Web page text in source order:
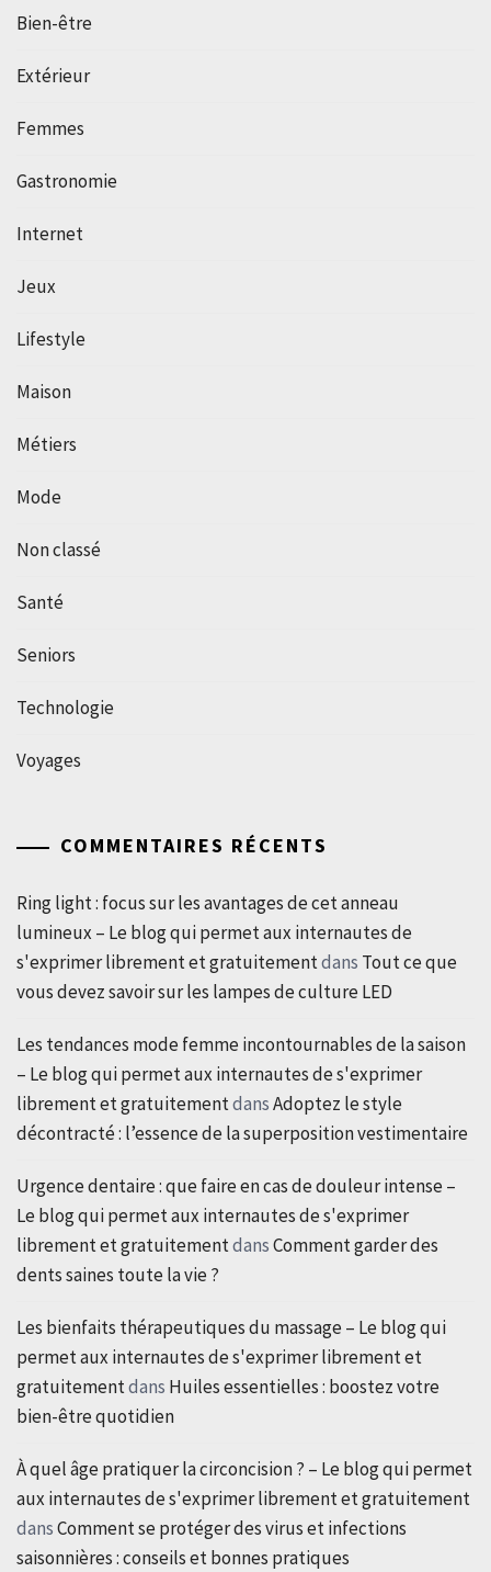
Bien-être
Extérieur
Femmes
Gastronomie
Internet
Jeux
Lifestyle
Maison
Métiers
Mode
Non classé
Santé
Seniors
Technologie
Voyages
COMMENTAIRES RÉCENTS
Ring light : focus sur les avantages de cet anneau
lumineux – Le blog qui permet aux internautes de
s'exprimer librement et gratuitementdans Tout ce que
vous devez savoir sur les lampes de culture LED
Les tendances mode femme incontournables de la saison
– Le blog qui permet aux internautes de s'exprimer
librement et gratuitementdansAdoptez le style
décontracté : l’essence de la superposition vestimentaire
Urgence dentaire : que faire en cas de douleur intense –
Le blog qui permet aux internautes de s'exprimer
librement et gratuitementdansComment garder des
dents saines toute la vie ?
Les bienfaits thérapeutiques du massage – Le blog qui
permet aux internautes de s'exprimer librement et
gratuitementdans Huiles essentielles : boostez votre
bien-être quotidien
À quel âge pratiquer la circoncision ? – Le blog qui permet
aux internautes de s'exprimer librement et gratuitement
dansComment se protéger des virus et infections
saisonnières : conseils et bonnes pratiques